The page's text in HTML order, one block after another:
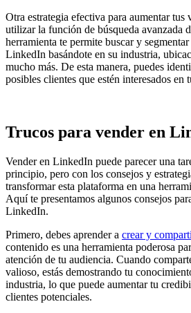
Otra estrategia efectiva para aumentar tus
utilizar la función de búsqueda avanzada
herramienta te permite buscar y
LinkedIn basándote en su industria,
mucho más. De esta manera, puedes
posibles clientes que estén interesados en
Trucos para vender en
Vender en LinkedIn puede parecer una
principio, pero con los consejos y
transformar esta plataforma en una
Aquí te presentamos algunos consejos
LinkedIn.
Primero, debes aprender a crear y
contenido es una herramienta poderosa
atención de tu audiencia. Cuando
valioso, estás demostrando tu
industria, lo que puede aumentar tu
clientes potenciales.